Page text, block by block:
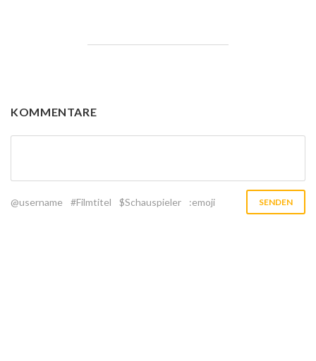
KOMMENTARE
@username #Filmtitel $Schauspieler :emoji